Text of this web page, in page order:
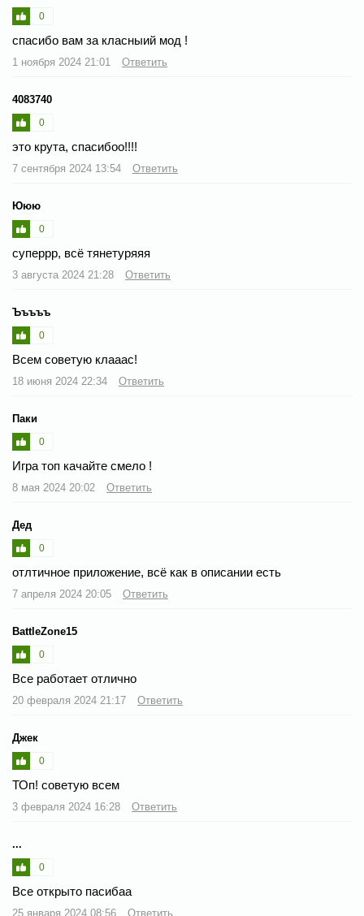
0
спасибо вам за класныий мод !
1 ноября 2024 21:01 Ответить
4083740
0
это крута, спасибоо!!!!
7 сентября 2024 13:54 Ответить
Ююю
0
суперрр, всё тянетуряяя
3 августа 2024 21:28 Ответить
Ъъъъъ
0
Всем советую клааас!
18 июня 2024 22:34 Ответить
Паки
0
Игра топ качайте смело !
8 мая 2024 20:02 Ответить
Дед
0
отлтичное приложение, всё как в описании есть
7 апреля 2024 20:05 Ответить
BattleZone15
0
Все работает отлично
20 февраля 2024 21:17 Ответить
Джек
0
ТОп! советую всем
3 февраля 2024 16:28 Ответить
...
0
Все открыто пасибаа
25 января 2024 08:56 Ответить